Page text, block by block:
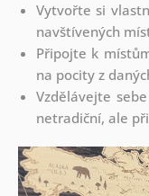
Vytvořte si
navštívených
Připojte k
na pocity z
Vzdělávejte
netradiční, ale